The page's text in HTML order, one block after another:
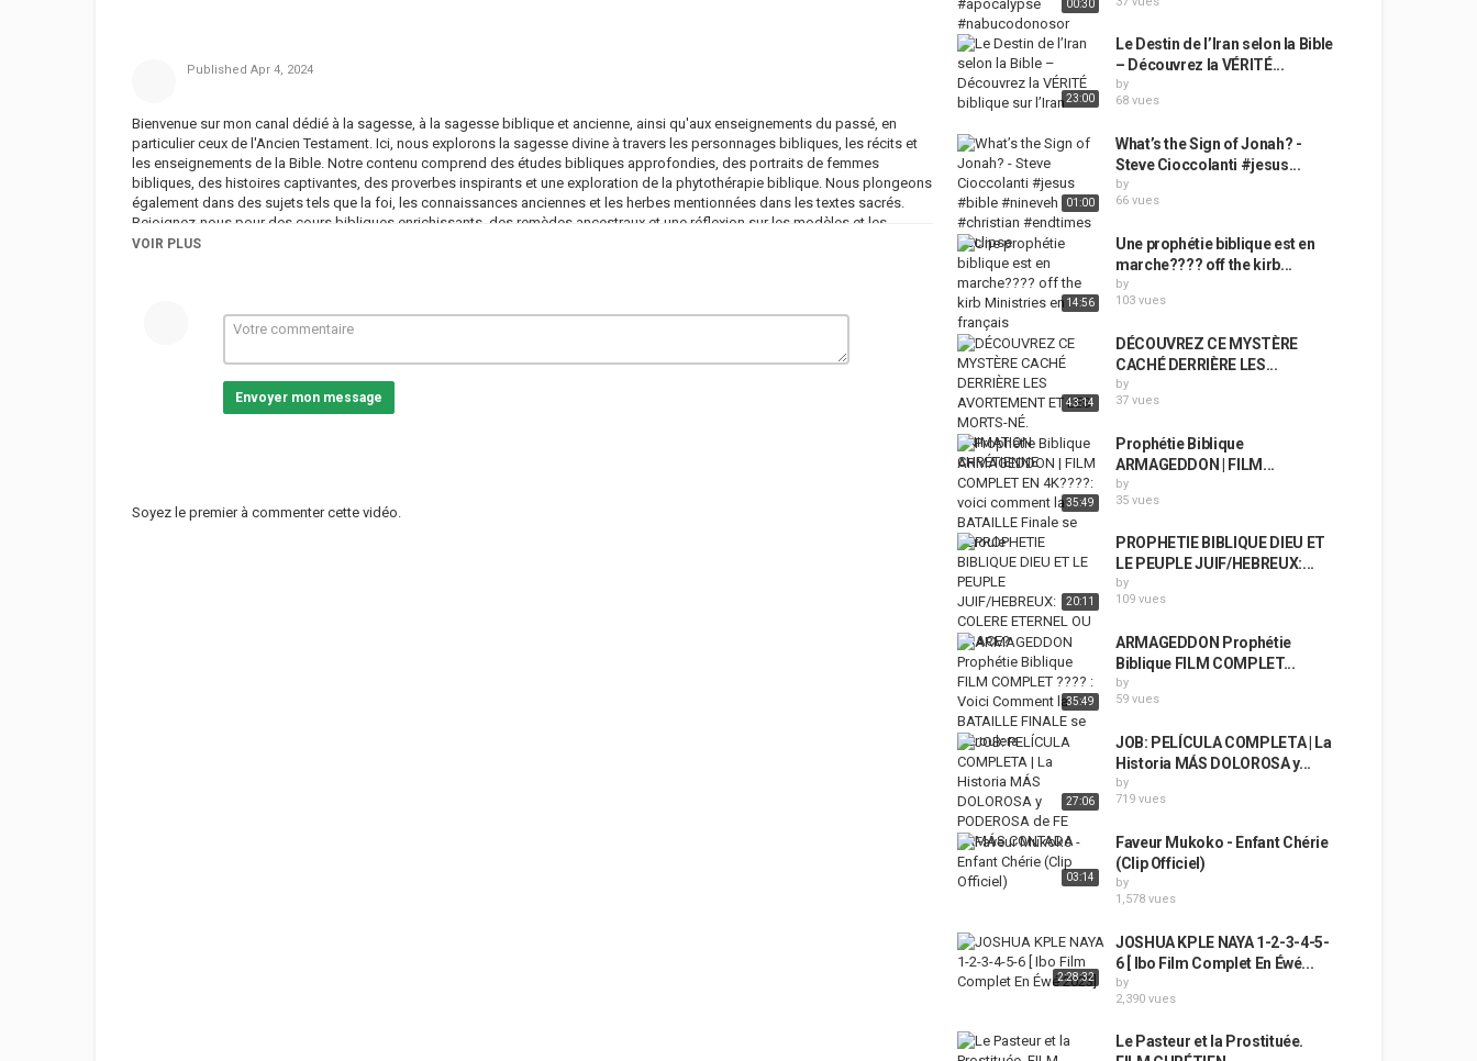
Published Apr 4, 2024
Bienvenue sur mon canal dédié à la sagesse, à la sagesse biblique et ancienne, ainsi qu'aux enseignements du passé, en
particulier ceux de l'Ancien Testament. Ici, nous explorons la sagesse divine à travers les personnages bibliques, les récits et
les enseignements de la Bible. Notre contenu comprend des études bibliques approfondies, des portraits de femmes
bibliques, des histoires captivantes, des proverbes inspirants et une exploration de la phytothérapie biblique. Nous plongeons
également dans des sujets tels que la foi, les connaissances anciennes et les herbes mentionnées dans les textes sacrés.
Rejoignez-nous pour des cours bibliques enrichissants, des remèdes ancestraux et une réflexion sur les modèles et les
histoires qui ont façonné nos vies. Ensemble, découvrons la sagesse incréée et les trésors cachés des Écritures.
VOIR PLUS
Envoyer mon message
Soyez le premier à commenter cette vidéo.
00:30
23:00
Le Destin de l’Iran selon la Bible
– Découvrez la VÉRITÉ...
by
68 vues
01:00
What’s the Sign of Jonah? -
Steve Cioccolanti #jesus...
by
66 vues
14:56
Une prophétie biblique est en
marche???? off the kirb...
by
103 vues
43:14
DÉCOUVREZ CE MYSTÈRE
CACHÉ DERRIÈRE LES...
by
37 vues
35:49
Prophétie Biblique
ARMAGEDDON | FILM...
by
35 vues
20:11
PROPHETIE BIBLIQUE DIEU ET
LE PEUPLE JUIF/HEBREUX:...
by
109 vues
35:49
ARMAGEDDON Prophétie
Biblique FILM COMPLET...
by
59 vues
27:06
JOB: PELÍCULA COMPLETA | La
Historia MÁS DOLOROSA y...
by
719 vues
03:14
Faveur Mukoko - Enfant Chérie
(Clip Officiel)
by
1,578 vues
2:28:32
JOSHUA KPLE NAYA 1-2-3-4-5-
6 [ Ibo Film Complet En Éwé...
by
2,390 vues
Le Pasteur et la Prostituée.